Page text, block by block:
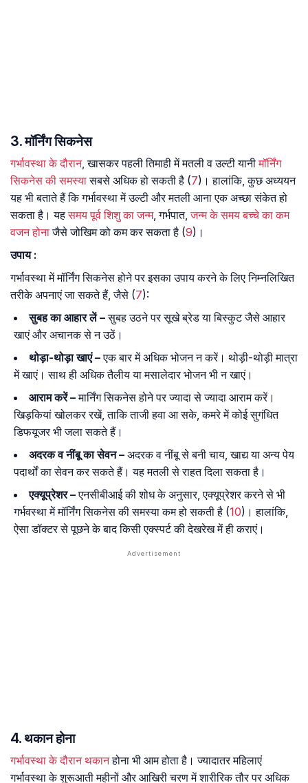
3. मॉर्निंग सिकनेस
गर्भावस्था के दौरान, खासकर पहली तिमाही में मतली व उल्टी यानीमॉर्निंग
सिकनेस की समस्यासबसे अधिक हो सकती है (7)। हालांकि, कुछ अध्ययन
यह भी बताते हैं कि गर्भावस्था में उल्टी और मतली आना एक अच्छा संकेत हो
सकता है। यहसमय पूर्व शिशु का जन्म, गर्भपात,जन्म के समय बच्चे का कम
वजन होनाजैसे जोखिम को कम कर सकता है (9)।
उपाय :
गर्भावस्था में मॉर्निंग सिकनेस होने पर इसका उपाय करने के लिए निम्नलिखित
तरीके अपनाएं जा सकते हैं, जैसे (7):
सुबह का आहार लें –सुबह उठने पर सूखे ब्रेड या बिस्कुट जैसे आहार
खाएं और अचानक से न उठें।
थोड़ा-थोड़ा खाएं –एक बार में अधिक भोजन न करें। थोड़ी-थोड़ी मात्रा
में खाएं। साथ ही अधिक तैलीय या मसालेदार भोजन भी न खाएं।
आराम करें –मार्निंग सिकनेस होने पर ज्यादा से ज्यादा आराम करें।
खिड़कियां खोलकर रखें, ताकि ताजी हवा आ सके, कमरे में कोई सुगंधित
डिफयूजर भी जला सकते हैं।
अदरक व नींबू का सेवन – अदरक व नींबू से बनी चाय, खाद्य या अन्य पेय
पदार्थों का सेवन कर सकते हैं। यह मतली से राहत दिला सकता है।
एक्यूप्रेशर –एनसीबीआई की शोध के अनुसार, एक्यूप्रेशर करने से भी
गर्भवस्था में मॉर्निंग सिकनेस की समस्या कम हो सकती है (10)। हालांकि,
ऐसा डॉक्टर से पूछने के बाद किसी एक्स्पर्ट की देखरेख में ही कराएं।
4. थकान होना
गर्भावस्था के दौरान थकानहोना भी आम होता है। ज्यादातर महिलाएं
गर्भावस्था के शुरूआती महीनों और आखिरी चरण में शारीरिक तौर पर अधिक